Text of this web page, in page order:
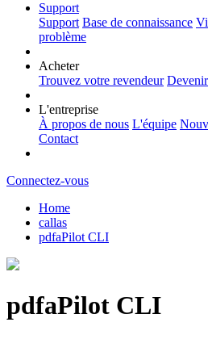
Support
Support Base de connaissance
problème
Acheter
Trouvez votre revendeur
L'entreprise
À propos de nous L'équipe
Contact
Connectez-vous
Home
callas
pdfaPilot CLI
pdfaPilot CLI